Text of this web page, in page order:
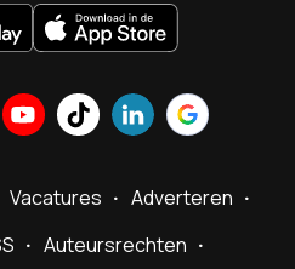
Vacatures
Adverteren
Auteursrechten